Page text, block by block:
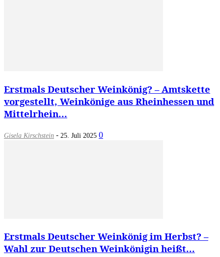
Erstmals Deutscher Weinkönig? – Amtskette
vorgestellt, Weinkönige aus Rheinhessen und
Mittelrhein...
Gisela Kirschstein - 25. Juli 2025 0
Erstmals Deutscher Weinkönig im Herbst? –
Wahl zur Deutschen Weinkönigin heißt...